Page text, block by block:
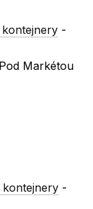
kontejnery -
Markétou
kontejnery -